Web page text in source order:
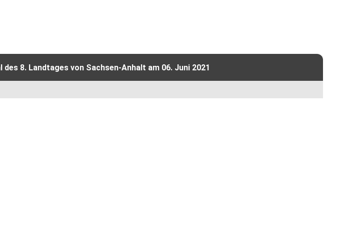
8. Landtages von Sachsen-Anhalt am 06. Juni 2021